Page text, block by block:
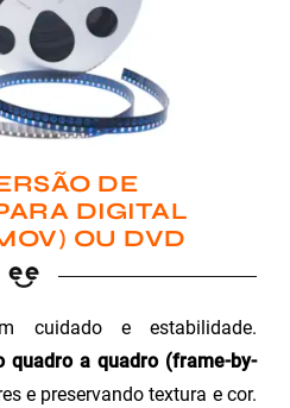
DE
DIGITAL
OU DVD
cuidado e estabilidade.
quadro a quadro (frame-by-
e preservando textura e cor.